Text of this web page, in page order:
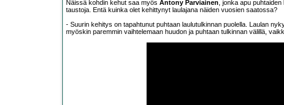
Näissä kohdin kehut saa myös Antony Parviainen, jonka apu
taustoja. Entä kuinka olet kehittynyt laulajana näiden vuosien saatossa?
- Suurin kehitys on tapahtunut puhtaan laulutulkinnan puolella. Laulan
myöskin paremmin vaihtelemaan huudon ja puhtaan tulkinnan välillä,